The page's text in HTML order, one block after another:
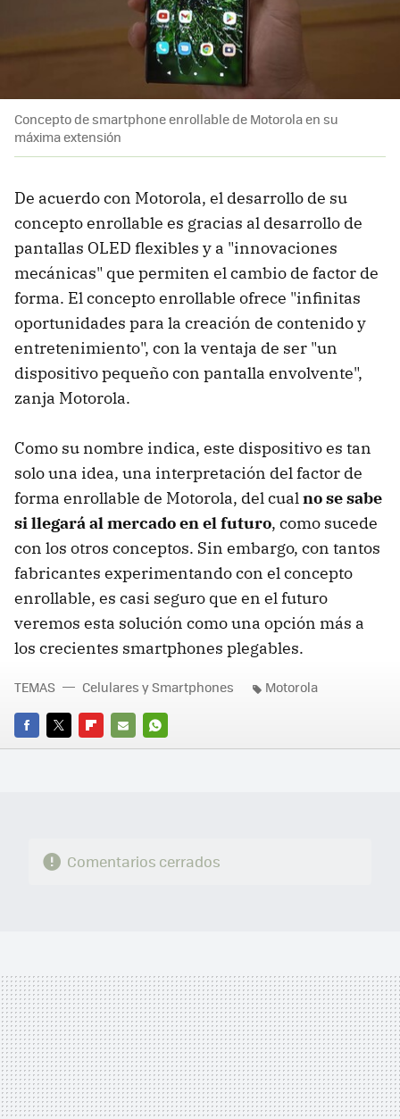
Concepto de smartphone enrollable de Motorola en su
máxima extensión
De acuerdo con Motorola, el desarrollo de su
concepto enrollable es gracias al desarrollo de
pantallas OLED flexibles y a "innovaciones
mecánicas" que permiten el cambio de factor de
forma. El concepto enrollable ofrece "infinitas
oportunidades para la creación de contenido y
entretenimiento", con la ventaja de ser "un
dispositivo pequeño con pantalla envolvente",
zanja Motorola.
Como su nombre indica, este dispositivo es tan
solo una idea, una interpretación del factor de
forma enrollable de Motorola, del cualno se sabe
si llegará al mercado en el futuro, como sucede
con los otros conceptos. Sin embargo, con tantos
fabricantes experimentando con el concepto
enrollable, es casi seguro que en el futuro
veremos esta solución como una opción más a
los crecientes smartphones plegables.
FACEBOOK
TWITTERFLIPBOARD
E-
WHATSAPP
TEMAS Celulares y Smartphones Motorola
Comentarios cerrados